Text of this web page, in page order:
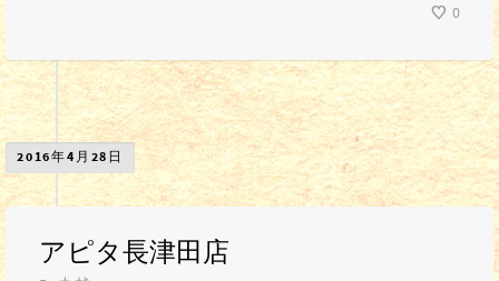
0
2016年4月28日
アピタ長津田店